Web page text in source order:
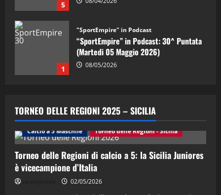
1
2
"SportEmpire" in Podcast Sport News
“SportEmpire” in Podcast: 29^ Puntata
(Martedi 28 Aprile 2026)
3
“SportEmpire” in Podcast: 28^ Puntata
(Martedi 21 Aprile 2026)
21/04/2026
"SportEmpire" in Podcast
“SportEmpire” in Podcast: 27^ Puntata
(Martedi 14 Aprile 2026)
TORNEO DELLE REGIONI 2025 – SICILIA
Calcio a 5 Maschile Torneo delle Regioni - Sicilia
Torneo delle Regioni di calcio a 5: la Sicilia Juniores
è vicecampione d’Italia
02/05/2026